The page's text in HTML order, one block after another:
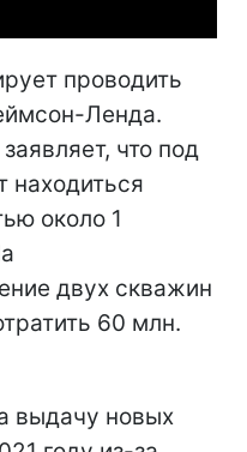
проводить
Ленда.
что под
находиться
около 1
двух скважин
60 млн.
выдачу новых